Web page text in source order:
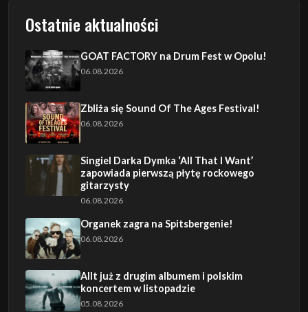
Ostatnie aktualności
GOAT FACTORY na Drum Fest w Opolu!
06.08.2026
Zbliża się Sound Of The Ages Festival!
06.08.2026
Singiel Darka Dymka ‘All That I Want’
zapowiada pierwszą płytę rockowego
gitarzysty
06.08.2026
Organek zagra na Spitsbergenie!
06.08.2026
Allt już z drugim albumem i polskim
koncertem w listopadzie
05.08.2026